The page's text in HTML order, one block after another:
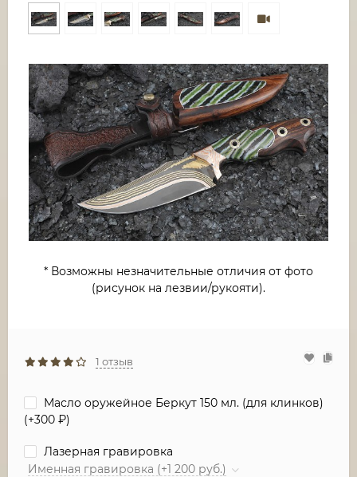
* Возможны незначительные отличия от фото
(рисунок на лезвии/рукояти).
1 отзыв
Масло оружейное Беркут 150 мл. (для клинков)
(+300 ₽)
Лазерная гравировка
Именная гравировка (+1 200 руб.)